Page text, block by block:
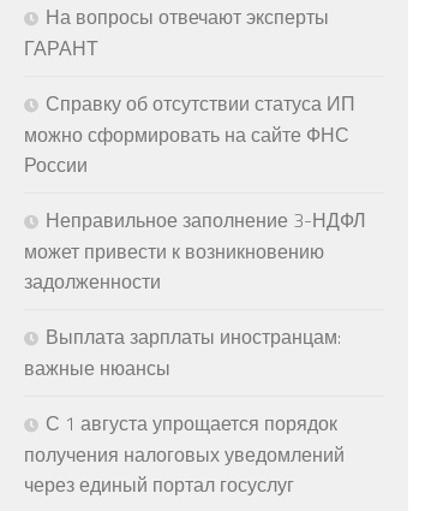
На вопросы отвечают эксперты
ГАРАНТ
Справку об отсутствии статуса ИП
можно сформировать на сайте ФНС
России
Неправильное заполнение 3-НДФЛ
может привести к возникновению
задолженности
Выплата зарплаты иностранцам:
важные нюансы
С 1 августа упрощается порядок
получения налоговых уведомлений
через единый портал госуслуг